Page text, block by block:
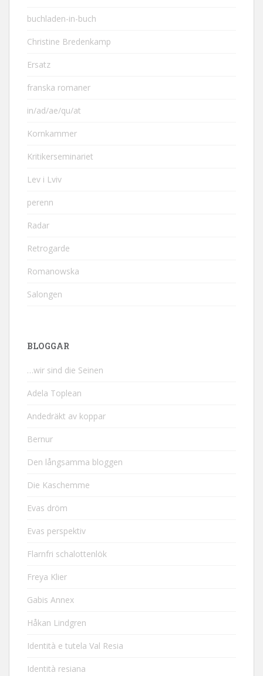
buchladen-in-buch
Christine Bredenkamp
Ersatz
franska romaner
in/ad/ae/qu/at
Kornkammer
Kritikerseminariet
Lev i Lviv
perenn
Radar
Retrogarde
Romanowska
Salongen
BLOGGAR
…wir sind die Seinen
Adela Toplean
Andedräkt av koppar
Bernur
Den långsamma bloggen
Die Kaschemme
Evas dröm
Evas perspektiv
Flarnfri schalottenlök
Freya Klier
Gabis Annex
Håkan Lindgren
Identità e tutela Val Resia
Identità resiana